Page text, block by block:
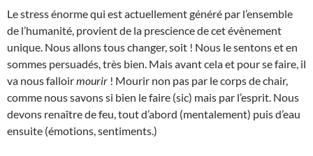
Le stress énorme qui est actuellement généré par l’ensemble
de l’humanité, provient de la prescience de cet évènement
unique. Nous allons tous changer, soit ! Nous le sentons et en
sommes persuadés, très bien. Mais avant cela et pour se faire, il
va nous falloirmourir ! Mourir non pas par le corps de chair,
comme nous savons si bien le faire (sic) mais par l’esprit. Nous
devons renaître de feu, tout d’abord (mentalement) puis d’eau
ensuite (émotions, sentiments.)